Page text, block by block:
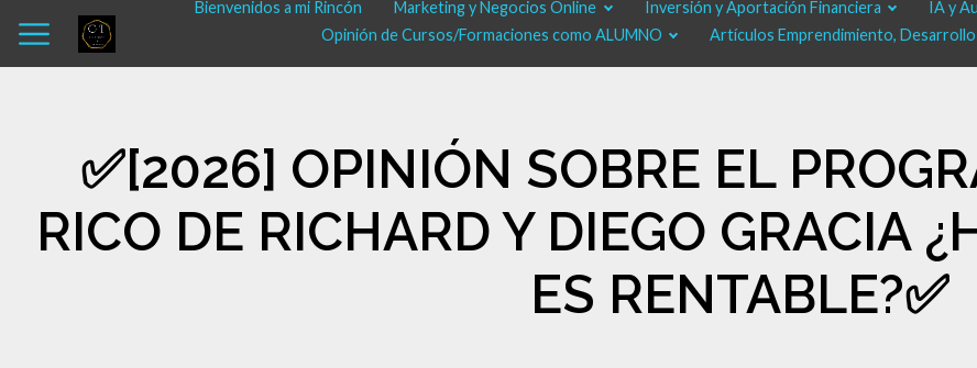
Bienvenidos a mi Rincón Marketing y Negocios Online Inversión y Aportación Financiera IA y
Opinión de Cursos/Formaciones como ALUMNO
Artículos Emprendimiento,
✅​[2026] OPINIÓN SOBRE EL
RICO DE RICHARD Y DIEGO GRACIA
ES RENTABLE?✅​